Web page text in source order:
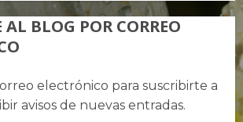
AL BLOG POR CORREO
electrónico para suscribirte a
avisos de nuevas entradas.